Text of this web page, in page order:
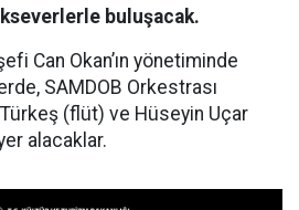
buluşacak.
Can Okan’ın yönetiminde
SAMDOB Orkestrası
Türkeş (flüt) ve Hüseyin Uçar
alacaklar.